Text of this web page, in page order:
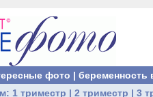
фото | беременность
1 триместр | 2 триместр | 3